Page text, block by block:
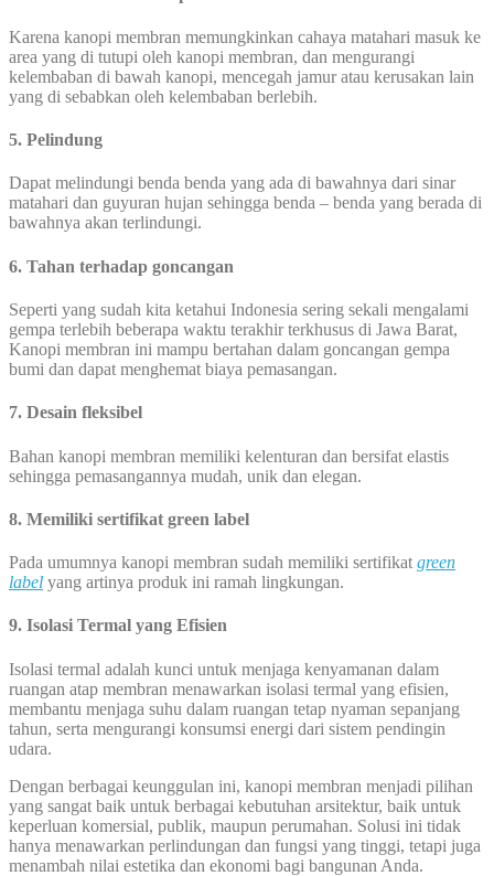
Karena kanopi membran memungkinkan cahaya matahari masuk ke
area yang di tutupi oleh kanopi membran, dan mengurangi
kelembaban di bawah kanopi, mencegah jamur atau kerusakan lain
yang di sebabkan oleh kelembaban berlebih.
5. Pelindung
Dapat melindungi benda benda yang ada di bawahnya dari sinar
matahari dan guyuran hujan sehingga benda – benda yang berada di
bawahnya akan terlindungi.
6. Tahan terhadap goncangan
Seperti yang sudah kita ketahui Indonesia sering sekali mengalami
gempa terlebih beberapa waktu terakhir terkhusus di Jawa Barat,
Kanopi membran ini mampu bertahan dalam goncangan gempa
bumi dan dapat menghemat biaya pemasangan.
7. Desain fleksibel
Bahan kanopi membran memiliki kelenturan dan bersifat elastis
sehingga pemasangannya mudah, unik dan elegan.
8. Memiliki sertifikat green label
Pada umumnya kanopi membran sudah memiliki sertifikat green
label yang artinya produk ini ramah lingkungan.
9. Isolasi Termal yang Efisien
Isolasi termal adalah kunci untuk menjaga kenyamanan dalam
ruangan atap membran menawarkan isolasi termal yang efisien,
membantu menjaga suhu dalam ruangan tetap nyaman sepanjang
tahun, serta mengurangi konsumsi energi dari sistem pendingin
udara.
Dengan berbagai keunggulan ini, kanopi membran menjadi pilihan
yang sangat baik untuk berbagai kebutuhan arsitektur, baik untuk
keperluan komersial, publik, maupun perumahan. Solusi ini tidak
hanya menawarkan perlindungan dan fungsi yang tinggi, tetapi juga
menambah nilai estetika dan ekonomi bagi bangunan Anda.